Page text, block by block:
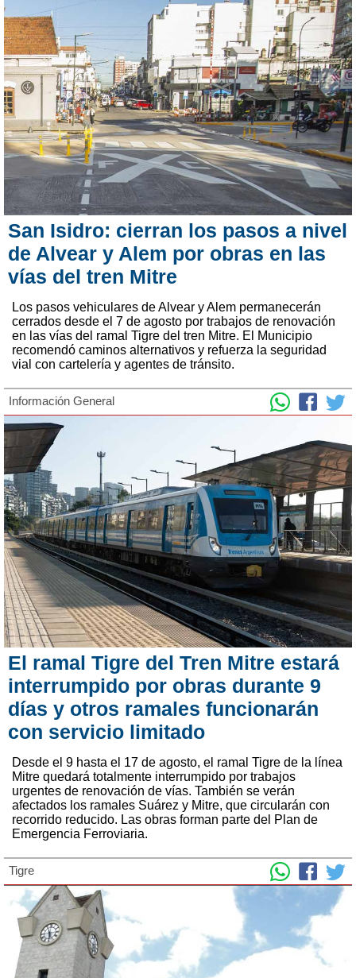
San Isidro: cierran los pasos a nivel
de Alvear y Alem por obras en las
vías del tren Mitre
Los pasos vehiculares de Alvear y Alem permanecerán
cerrados desde el 7 de agosto por trabajos de renovación
en las vías del ramal Tigre del tren Mitre. El Municipio
recomendó caminos alternativos y refuerza la seguridad
vial con cartelería y agentes de tránsito.
Información General
El ramal Tigre del Tren Mitre estará
interrumpido por obras durante 9
días y otros ramales funcionarán
con servicio limitado
Desde el 9 hasta el 17 de agosto, el ramal Tigre de la línea
Mitre quedará totalmente interrumpido por trabajos
urgentes de renovación de vías. También se verán
afectados los ramales Suárez y Mitre, que circularán con
recorrido reducido. Las obras forman parte del Plan de
Emergencia Ferroviaria.
Tigre